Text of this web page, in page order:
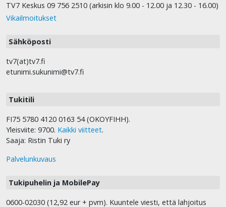
TV7 Keskus 09 756 2510 (arkisin klo 9.00 - 12.00 ja 12.30 - 16.00)
Vikailmoitukset
Sähköposti
tv7(at)tv7.fi
etunimi.sukunimi@tv7.fi
Tukitili
FI75 5780 4120 0163 54 (OKOYFIHH).
Yleisviite: 9700. Kaikki viitteet.
Saaja: Ristin Tuki ry
Palvelunkuvaus
Tukipuhelin ja MobilePay
0600-02030 (12,92 eur + pvm). Kuuntele viesti, että lahjoitus